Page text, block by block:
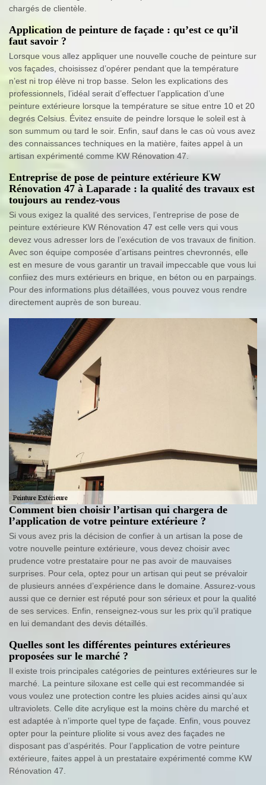
chargés de clientèle.
Application de peinture de façade : qu’est ce qu’il
faut savoir ?
Lorsque vous allez appliquer une nouvelle couche de peinture sur
vos façades, choisissez d’opérer pendant que la température
n’est ni trop élève ni trop basse. Selon les explications des
professionnels, l’idéal serait d’effectuer l’application d’une
peinture extérieure lorsque la température se situe entre 10 et 20
degrés Celsius. Évitez ensuite de peindre lorsque le soleil est à
son summum ou tard le soir. Enfin, sauf dans le cas où vous avez
des connaissances techniques en la matière, faites appel à un
artisan expérimenté comme KW Rénovation 47.
Entreprise de pose de peinture extérieure KW
Rénovation 47 à Laparade : la qualité des travaux est
toujours au rendez-vous
Si vous exigez la qualité des services, l’entreprise de pose de
peinture extérieure KW Rénovation 47 est celle vers qui vous
devez vous adresser lors de l’exécution de vos travaux de finition.
Avec son équipe composée d’artisans peintres chevronnés, elle
est en mesure de vous garantir un travail impeccable que vous lui
confiiez des murs extérieurs en brique, en béton ou en parpaings.
Pour des informations plus détaillées, vous pouvez vous rendre
directement auprès de son bureau.
Comment bien choisir l’artisan qui chargera de
l’application de votre peinture extérieure ?
Si vous avez pris la décision de confier à un artisan la pose de
votre nouvelle peinture extérieure, vous devez choisir avec
prudence votre prestataire pour ne pas avoir de mauvaises
surprises. Pour cela, optez pour un artisan qui peut se prévaloir
de plusieurs années d’expérience dans le domaine. Assurez-vous
aussi que ce dernier est réputé pour son sérieux et pour la qualité
de ses services. Enfin, renseignez-vous sur les prix qu’il pratique
en lui demandant des devis détaillés.
Quelles sont les différentes peintures extérieures
proposées sur le marché ?
Il existe trois principales catégories de peintures extérieures sur le
marché. La peinture siloxane est celle qui est recommandée si
vous voulez une protection contre les pluies acides ainsi qu’aux
ultraviolets. Celle dite acrylique est la moins chère du marché et
est adaptée à n’importe quel type de façade. Enfin, vous pouvez
opter pour la peinture pliolite si vous avez des façades ne
disposant pas d’aspérités. Pour l’application de votre peinture
extérieure, faites appel à un prestataire expérimenté comme KW
Rénovation 47.